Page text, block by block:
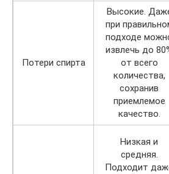
Потери спирта
Высокие.
при
подходе
извлечь до
от всего
количества,
сохранив
приемлемое
качество.
Низкая и
средняя.
Подходит